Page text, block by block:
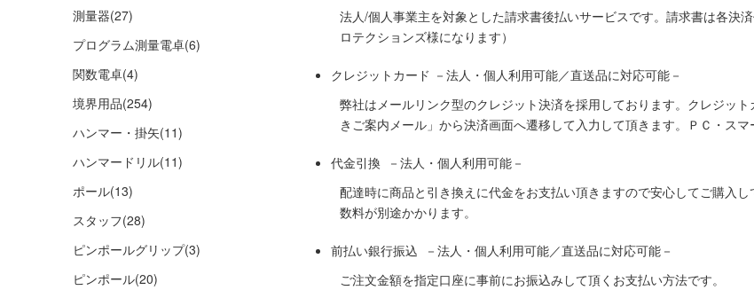
測量器(27)
プログラム測量電卓(6)
関数電卓(4)
境界用品(254)
ハンマー・掛矢(11)
ハンマードリル(11)
ポール(13)
スタッフ(28)
ピンポールグリップ(3)
ピンポール(20)
法人/個人事業主を対象とした請求書後払いサービスです。請求書は各決
ロテクションズ様になります）
クレジットカード －法人・個人利用可能／直送品に対応可能－
弊社はメールリンク型のクレジット決済を採用しております。クレジッ
きご案内メール」から決済画面へ遷移して入力して頂きます。ＰＣ・ス
代金引換 －法人・個人利用可能－
配達時に商品と引き換えに代金をお支払い頂きますので安心してご購入
数料が別途かかります。
前払い銀行振込 －法人・個人利用可能／直送品に対応可能－
ご注文金額を指定口座に事前にお振込みして頂くお支払い方法です。